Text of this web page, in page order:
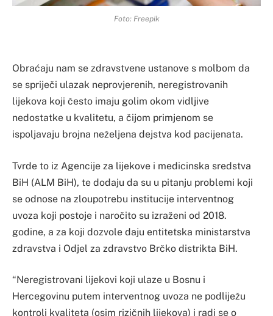
Foto: Freepik
Obraćaju nam se zdravstvene ustanove s molbom da
se spriječi ulazak neprovjerenih, neregistrovanih
lijekova koji često imaju golim okom vidljive
nedostatke u kvalitetu, a čijom primjenom se
ispoljavaju brojna neželjena dejstva kod pacijenata.
Tvrde to iz Agencije za lijekove i medicinska sredstva
BiH (ALM BiH), te dodaju da su u pitanju problemi koji
se odnose na zloupotrebu institucije interventnog
uvoza koji postoje i naročito su izraženi od 2018.
godine, a za koji dozvole daju entitetska ministarstva
zdravstva i Odjel za zdravstvo Brčko distrikta BiH.
“Neregistrovani lijekovi koji ulaze u Bosnu i
Hercegovinu putem interventnog uvoza ne podliježu
kontroli kvaliteta (osim rizičnih lijekova) i radi se o